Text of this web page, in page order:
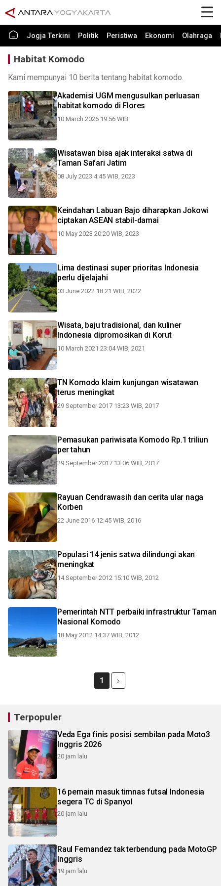
Jogja Terkini Politik Peristiwa Ekonomi Olahraga
Habitat Komodo
Kami mempunyai 10 berita tentang habitat komodo.
Akademisi UGM mengusulkan perluasan
habitat komodo di Flores
10 March 2026 19:56 WIB
Wisatawan bisa ajak interaksi satwa di
Taman Safari Jatim
08 July 2023 4:45 WIB, 2023
Keindahan Labuan Bajo diharapkan Jokowi
ciptakan ASEAN stabil-damai
10 May 2023 20:20 WIB, 2023
Lima destinasi super prioritas Indonesia
perlu dijelajahi
03 June 2022 18:21 WIB, 2022
Wisata, baju tradisional, dan kuliner
Indonesia dipromosikan di Korut
10 March 2021 23:04 WIB, 2021
TN Komodo klaim kunjungan wisatawan
terus meningkat
29 September 2017 13:23 WIB, 2017
Pemasukan pariwisata Komodo Rp.1 triliun
per tahun
29 September 2017 13:06 WIB, 2017
Rayuan Cendrawasih dan cerita ular naga
Korben
22 June 2016 12:45 WIB, 2016
Populasi 14 jenis satwa dilindungi akan
meningkat
14 September 2012 15:10 WIB, 2012
Pemerintah NTT perbaiki infrastruktur Taman
Nasional Komodo
18 May 2012 14:37 WIB, 2012
1
Terpopuler
Veda Ega finis posisi sembilan pada Moto3
Inggris 2026
20 jam lalu
16 pemain masuk timnas futsal Indonesia
segera TC di Spanyol
20 jam lalu
Raul Fernandez tak terbendung pada MotoGP
Inggris
19 jam lalu